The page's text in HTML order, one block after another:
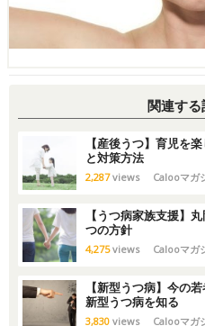
関連す
【産後うつ】育児を
と対策方法
2,287 views Calooマガ
【うつ病家族支援】
つの方針
4,275 views Calooマガ
【新型うつ病】今の
新型うつ病を知る
3,830 views Calooマガ